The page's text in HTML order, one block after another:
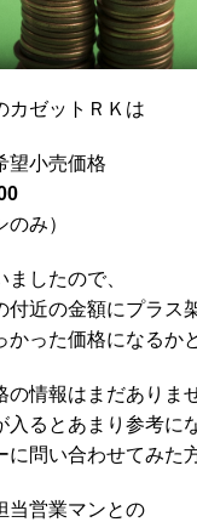
カゼットＲＫは
望小売価格
のみ）
ましたので、
付近の金額にプラス
かった価格になるか
の情報はまだありま
入るとあまり参考に
に問い合わせてみた
当営業マンとの